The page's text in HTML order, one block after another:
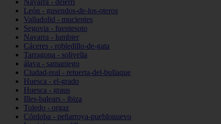
Navarra - deierri
León - gusendos-de-los-oteros
Valladolid - mucientes
Segovia - fuentesoto
Navarra - lumbier
Cáceres - robledillo-de-gata
Tarragona - solivella
álava - samaniego
Ciudad-real - retuerta-del-bullaque
Huesca - el-grado
Huesca - graus
Illes-balears - ibiza
Toledo - orgaz
Córdoba - peñarroya-pueblonuevo